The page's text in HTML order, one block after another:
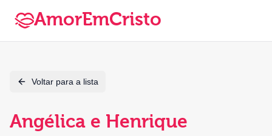
AmorEmCristo
Voltar para a lista
Angélica e Henrique